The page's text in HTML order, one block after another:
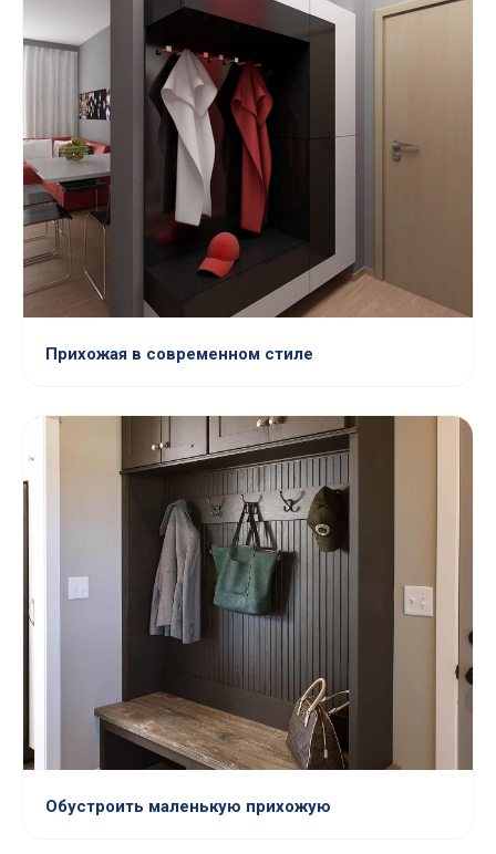
Прихожая в современном стиле
Обустроить маленькую прихожую